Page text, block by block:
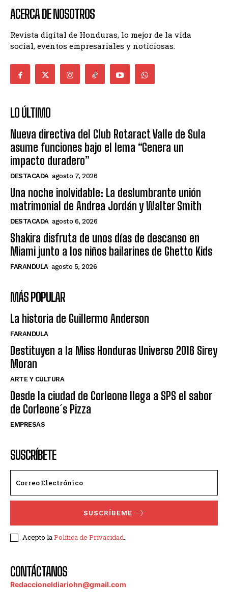
ACERCA DE NOSOTROS
Revista digital de Honduras, lo mejor de la vida
social, eventos empresariales y noticiosas.
LO ÚLTIMO
Nueva directiva del Club Rotaract Valle de Sula
asume funciones bajo el lema “Genera un
impacto duradero”
DESTACADA agosto 7, 2026
Una noche inolvidable: La deslumbrante unión
matrimonial de Andrea Jordán y Walter Smith
DESTACADA agosto 6, 2026
Shakira disfruta de unos días de descanso en
Miami junto a los niños bailarines de Ghetto Kids
FARANDULA agosto 5, 2026
MÁS POPULAR
La historia de Guillermo Anderson
FARANDULA
Destituyen a la Miss Honduras Universo 2016 Sirey
Moran
ARTE Y CULTURA
Desde la ciudad de Corleone llega a SPS el sabor
de Corleone´s Pizza
EMPRESAS
SUSCRÍBETE
SUSCRÍBEME
Acepto laPolítica de Privacidad.
CONTÁCTANOS
Redaccioneldiariohn@gmail.com